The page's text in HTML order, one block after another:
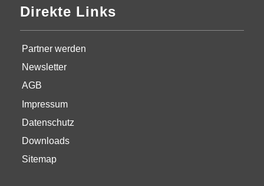
Direkte Links
Partner werden
Newsletter
AGB
Impressum
Datenschutz
Downloads
Sitemap